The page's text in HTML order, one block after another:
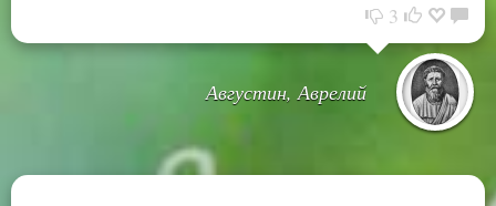
3
Августин, Аврелий